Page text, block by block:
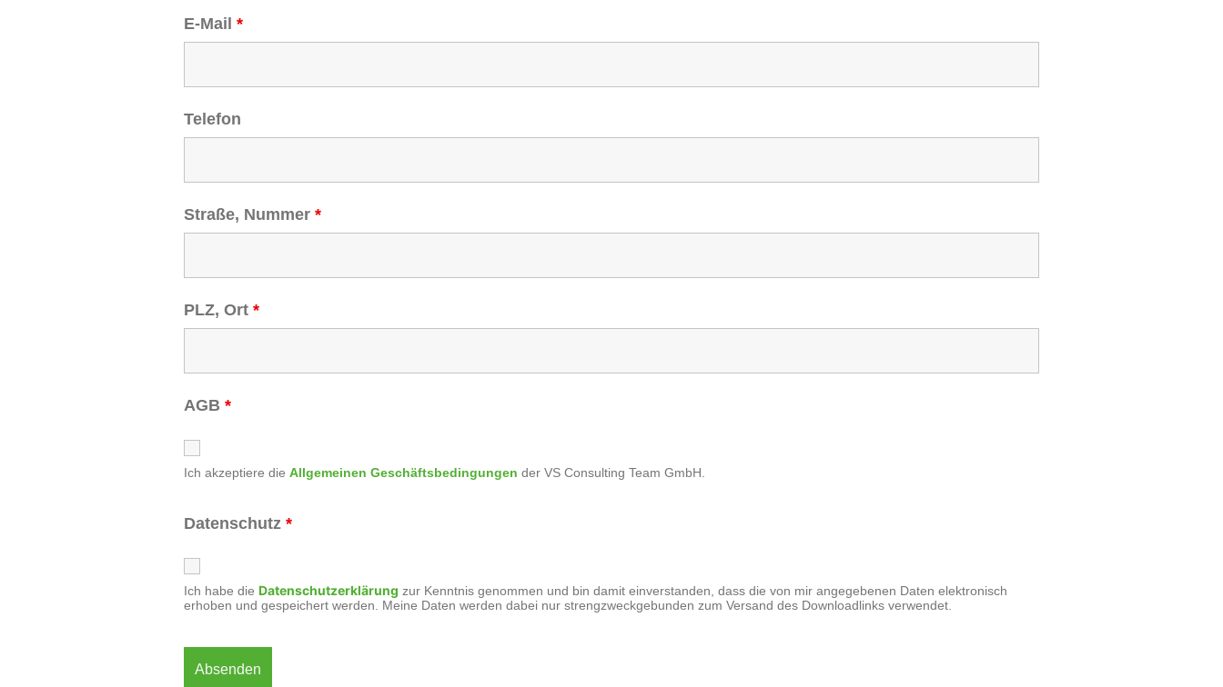
E-Mail *
Telefon
Straße, Nummer *
PLZ, Ort *
AGB *
Ich akzeptiere die Allgemeinen Geschäftsbedingungen der VS Consulting Team GmbH.
Datenschutz *
Ich habe die Datenschutzerklärung zur Kenntnis genommen und bin damit einverstanden, dass die von mir angegebenen Daten elektronisch
erhoben und gespeichert werden. Meine Daten werden dabei nur strengzweckgebunden zum Versand des Downloadlinks verwendet.